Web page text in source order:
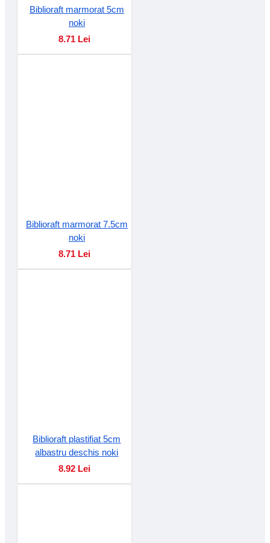
Biblioraft marmorat 5cm
noki
8.71 Lei
Biblioraft marmorat 7.5cm
noki
8.71 Lei
Biblioraft plastifiat 5cm
albastru deschis noki
8.92 Lei